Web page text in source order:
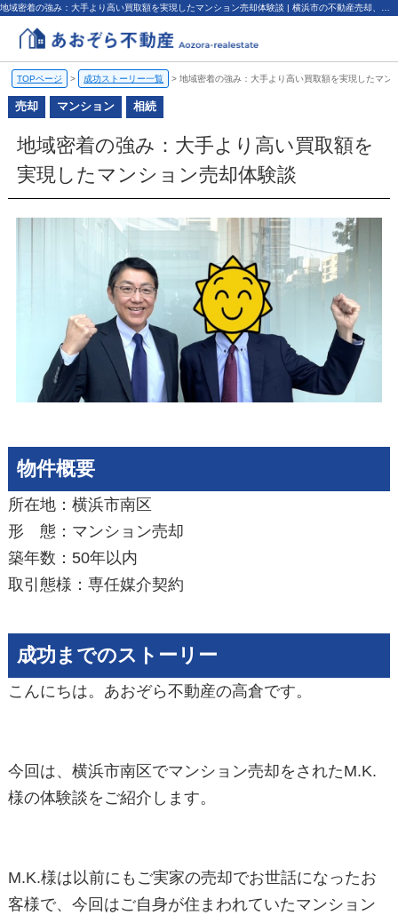
TOPページ > 成功ストーリー一覧 > 地域密着の強み：大手より高い買取額を実現したマン
売却 マンション 相続
地域密着の強み：大手より高い買取額を
実現したマンション売却体験談
物件概要
所在地：横浜市南区
形 態：マンション売却
築年数：50年以内
取引態様：専任媒介契約
成功までのストーリー
こんにちは。あおぞら不動産の高倉です。
今回は、横浜市南区でマンション売却をされたM.K.
様の体験談をご紹介します。
M.K.様は以前にもご実家の売却でお世話になったお
客様で、今回はご自身が住まわれていたマンション